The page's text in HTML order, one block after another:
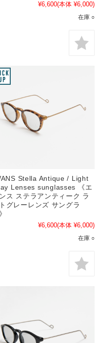
¥6,600(本体 ¥6,000)
在庫 ○
Stella Antique / Light
Lenses sunglasses 《エ
ス ステラアンティーク ラ
グレーレンズ サングラ
¥6,600(本体 ¥6,000)
在庫 ○